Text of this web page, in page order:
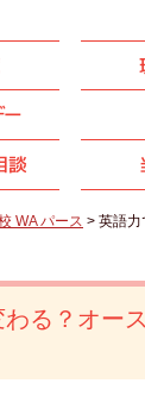
談
WA パース > 英語力
る？オー